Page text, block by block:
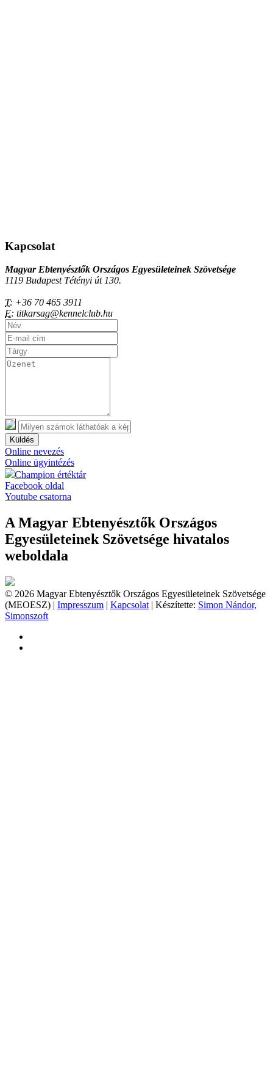
Kapcsolat
Magyar Ebtenyésztők Országos Egyesületeinek Szövetsége
1119 Budapest Tétényi út 130.
T: +36 70 465 3911
E: titkarsag@kennelclub.hu
Küldés
Online nevezés
Online ügyintézés
Champion értéktár
Facebook oldal
Youtube csatorna
A Magyar Ebtenyésztők Országos
Egyesületeinek Szövetsége hivatalos
weboldala
© 2026 Magyar Ebtenyésztők Országos Egyesületeinek Szövetsége
(MEOESZ) | Impresszum | Kapcsolat | Készítette: Simon Nándor,
Simonszoft